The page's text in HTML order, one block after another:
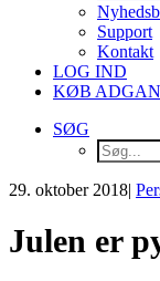
Support
Kontakt
LOG IND
KØB
SØG
29. oktober 2018|
Julen er